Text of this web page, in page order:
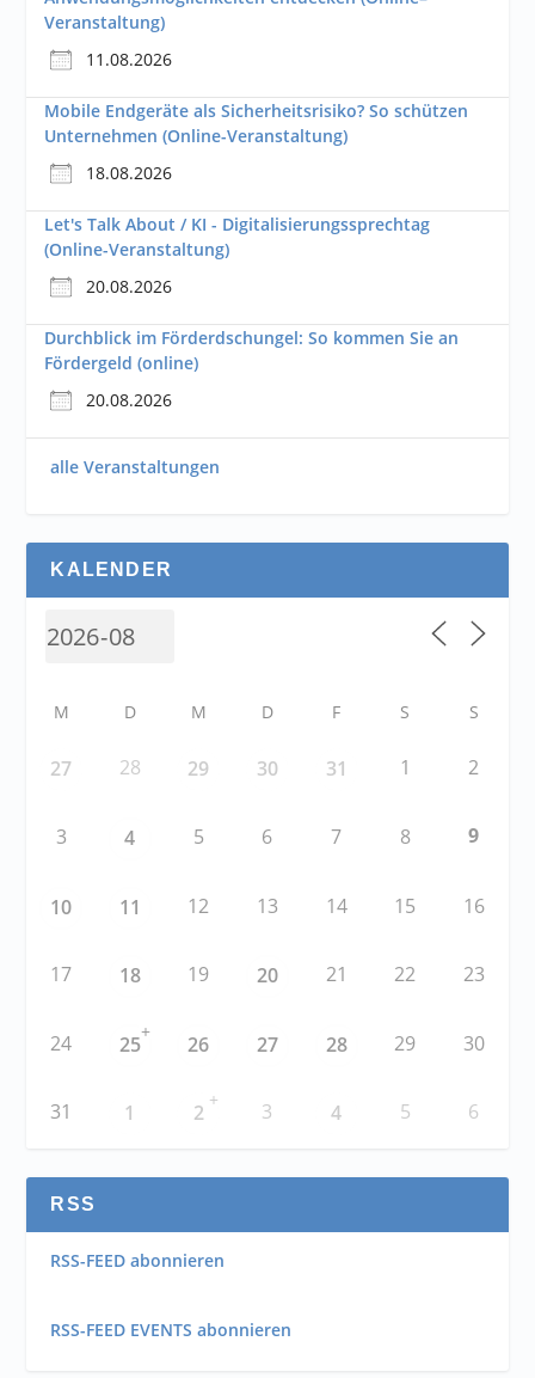
Veranstaltung)
11.08.2026
Mobile Endgeräte als Sicherheitsrisiko? So schützen
Unternehmen (Online-Veranstaltung)
18.08.2026
Let's Talk About / KI - Digitalisierungssprechtag
(Online-Veranstaltung)
20.08.2026
Durchblick im Förderdschungel: So kommen Sie an
Fördergeld (online)
20.08.2026
alle Veranstaltungen
KALENDER
M D M D F S S
27 28 29 30 31 1 2
3 4 5 6 7 8 9
10 11 12 13 14 15 16
17 18 19 20 21 22 23
24 25
+
26 27 28 29 30
31 1 2
+ 3 4 5 6
RSS
RSS-FEED abonnieren
RSS-FEED EVENTS abonnieren